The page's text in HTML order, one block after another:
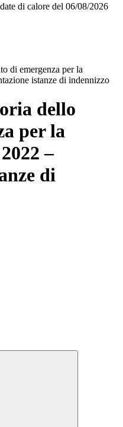
di calore del 06/08/2026
di emergenza per la
istanze di indennizzo
dello
per la
–
di